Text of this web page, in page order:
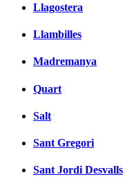
Llagostera
Llambilles
Madremanya
Quart
Salt
Sant Gregori
Sant Jordi Desvalls